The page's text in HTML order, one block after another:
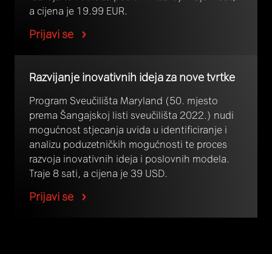
a cijena je 19.99 EUR.
Prijavi se
Razvijanje inovativnih ideja za nove tvrtke
Program Sveučilišta Maryland (50. mjesto
prema Šangajskoj listi sveučilišta 2022.) nudi
mogućnost stjecanja uvida u identificiranje i
analizu poduzetničkih mogućnosti te proces
razvoja inovativnih ideja i poslovnih modela.
Traje 8 sati, a cijena je 39 USD.
Prijavi se